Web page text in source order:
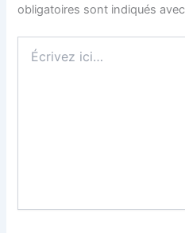
obligatoires sont indiqués avec
ici…